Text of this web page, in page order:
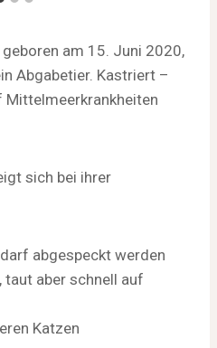
am 15. Juni 2020,
Abgabetier. Kastriert –
sich bei ihrer
abgespeckt werden
aber schnell auf
Katzen